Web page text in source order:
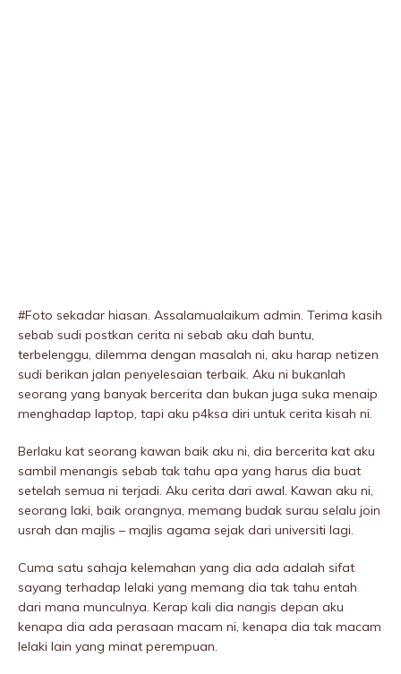
#Foto sekadar hiasan. Assalamualaikum admin. Terima kasih
sebab sudi postkan cerita ni sebab aku dah buntu,
terbelenggu, diIemma dengan masalah ni, aku harap netizen
sudi berikan jalan penyelesaian terbaik. Aku ni bukanlah
seorang yang banyak bercerita dan bukan juga suka menaip
menghadap laptop, tapi aku p4ksa diri untuk cerita kisah ni.
Berlaku kat seorang kawan baik aku ni, dia bercerita kat aku
sambil menangis sebab tak tahu apa yang harus dia buat
setelah semua ni terjadi. Aku cerita dari awal. Kawan aku ni,
seorang laki, baik orangnya, memang budak surau selalu join
usrah dan majlis – majlis agama sejak dari universiti lagi.
Cuma satu sahaja kelemahan yang dia ada adalah sifat
sayang terhadap lelaki yang memang dia tak tahu entah
dari mana munculnya. Kerap kali dia nangis depan aku
kenapa dia ada perasaan macam ni, kenapa dia tak macam
lelaki lain yang minat perempuan.